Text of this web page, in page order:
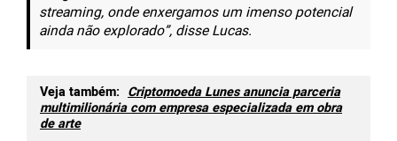
streaming, onde enxergamos um imenso potencial
ainda não explorado”, disse Lucas.
Veja também: Criptomoeda Lunes anuncia parceria
multimilionária com empresa especializada em obra
de arte